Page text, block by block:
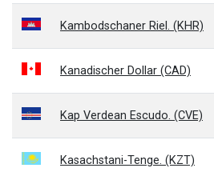
Kambodschaner Riel. (KHR)
Kanadischer Dollar (CAD)
Kap Verdean Escudo. (CVE)
Kasachstani-Tenge. (KZT)